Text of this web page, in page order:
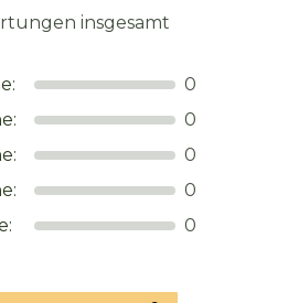
insgesamt
0
0
0
0
0